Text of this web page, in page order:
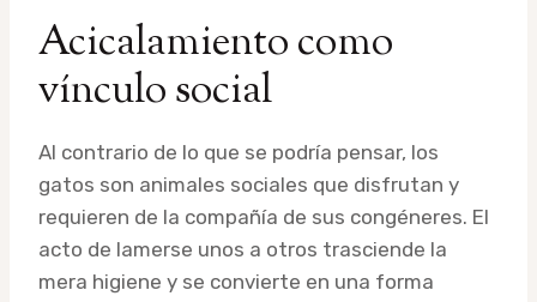
Acicalamiento como
vínculo social
Al contrario de lo que se podría pensar, los
gatos son animales sociales que disfrutan y
requieren de la compañía de sus congéneres. El
acto de lamerse unos a otros trasciende la
mera higiene y se convierte en una forma